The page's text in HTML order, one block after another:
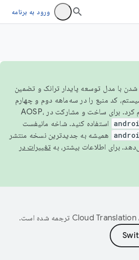
ورود به برنامه
همسو شدن با مدل توسعه پایدار ترانک و تضمین
کد منبع را در سه‌ماهه دوم و چهارم
استفاده کنید. شاخه مانیفست
همیشه به جدیدترین نسخه منتشر
تغییرات در
ترجمه شده است.